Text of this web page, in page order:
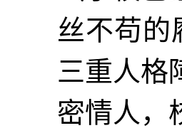
丝不苟的
三重人
密情人，